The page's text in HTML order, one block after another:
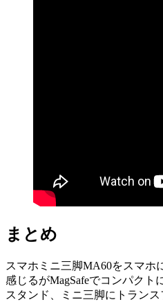
まとめ
スマホミニ三脚MA60をスマホ
感じるがMagSafeでコンパクト
スタンド、ミニ三脚にトラン